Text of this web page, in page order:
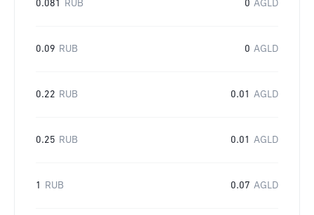
0.081 RUB 0 AGLD
0.09 RUB 0 AGLD
0.22 RUB 0.01 AGLD
0.25 RUB 0.01 AGLD
1 RUB 0.07 AGLD